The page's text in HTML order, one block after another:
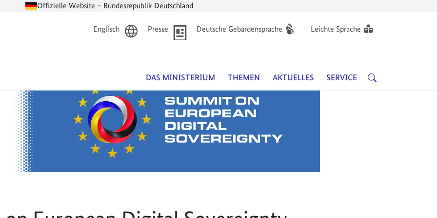
Offizielle Website – Bundesrepublik Deutschland
Englisch Presse Deutsche Gebärdensprache Leichte Sprache
DAS MINISTERIUM THEMEN AKTUELLES SERVICE SUCHE